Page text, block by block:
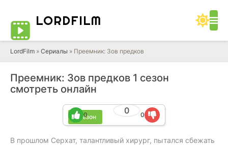
LORDFILM
LordFilm » Сериалы » Преемник: Зов предков
Преемник: Зов предков 1 сезон
смотреть онлайн
1 сезон
0
0 0
В прошлом Серхат, талантливый хирург, пытался сбежать